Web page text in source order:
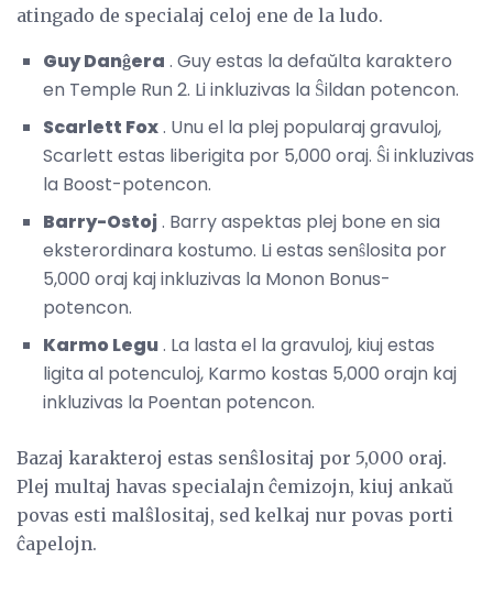
atingado de specialaj celoj ene de la ludo.
Guy Danĝera . Guy estas la defaŭlta karaktero
en Temple Run 2. Li inkluzivas la Ŝildan potencon.
Scarlett Fox. Unu el la plej popularaj gravuloj,
Scarlett estas liberigita por 5,000 oraj. Ŝi inkluzivas
la Boost-potencon.
Barry-Ostoj. Barry aspektas plej bone en sia
eksterordinara kostumo. Li estas senŝlosita por
5,000 oraj kaj inkluzivas la Monon Bonus-
potencon.
Karmo Legu. La lasta el la gravuloj, kiuj estas
ligita al potenculoj, Karmo kostas 5,000 orajn kaj
inkluzivas la Poentan potencon.
Bazaj karakteroj estas senŝlositaj por 5,000 oraj.
Plej multaj havas specialajn ĉemizojn, kiuj ankaŭ
povas esti malŝlositaj, sed kelkaj nur povas porti
ĉapelojn.